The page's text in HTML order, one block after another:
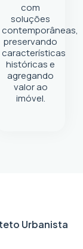
com
soluções
contemporâneas,
preservando
características
históricas e
agregando
valor ao
imóvel.
Urbanista